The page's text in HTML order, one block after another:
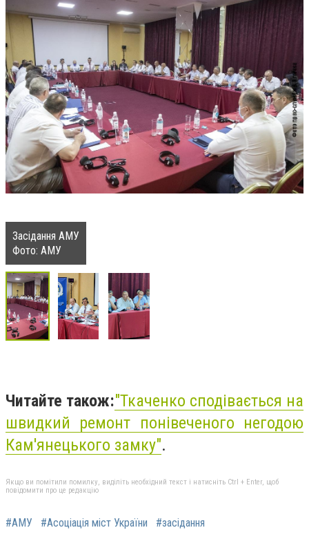
Засідання АМУ
Фото: АМУ
Читайте також:"Ткаченко сподівається на
швидкий ремонт понівеченого негодою
Кам'янецького замку".
Якщо ви помітили помилку, виділіть необхідний текст і натисніть Ctrl + Enter, щоб
повідомити про це редакцію
#АМУ #Асоціація міст України #засідання